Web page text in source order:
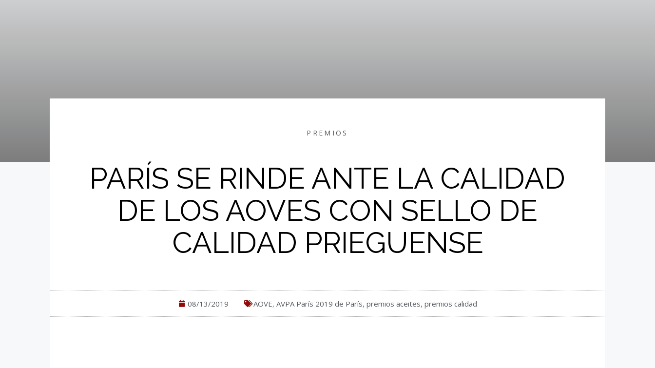
PREMIOS
PARÍS SE RINDE ANTE LA CALIDAD
DE LOS AOVES CON SELLO DE
CALIDAD PRIEGUENSE
08/13/2019 AOVE, AVPA París 2019 de París, premios aceites, premios calidad